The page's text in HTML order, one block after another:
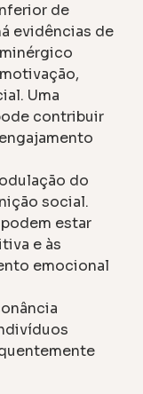
de
evidências de
Uma
contribuir
do
social.
estar
e às
emocional